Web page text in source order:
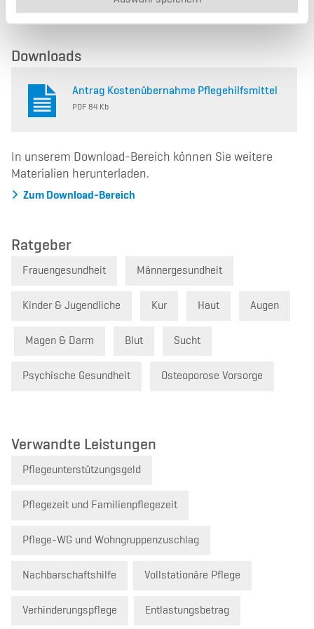
Downloads
Antrag Kostenübernahme Pflegehilfsmittel
PDF 84 Kb
In unserem Download-Bereich können Sie weitere
Materialien herunterladen.
Zum Download-Bereich
Ratgeber
Frauengesundheit Männergesundheit
Kinder & Jugendliche Kur Haut Augen
Magen & Darm Blut Sucht
Psychische Gesundheit Osteoporose Vorsorge
Verwandte Leistungen
Pflegeunterstützungsgeld
Pflegezeit und Familienpflegezeit
Pflege-WG und Wohngruppenzuschlag
Nachbarschaftshilfe Vollstationäre Pflege
Verhinderungspflege Entlastungsbetrag